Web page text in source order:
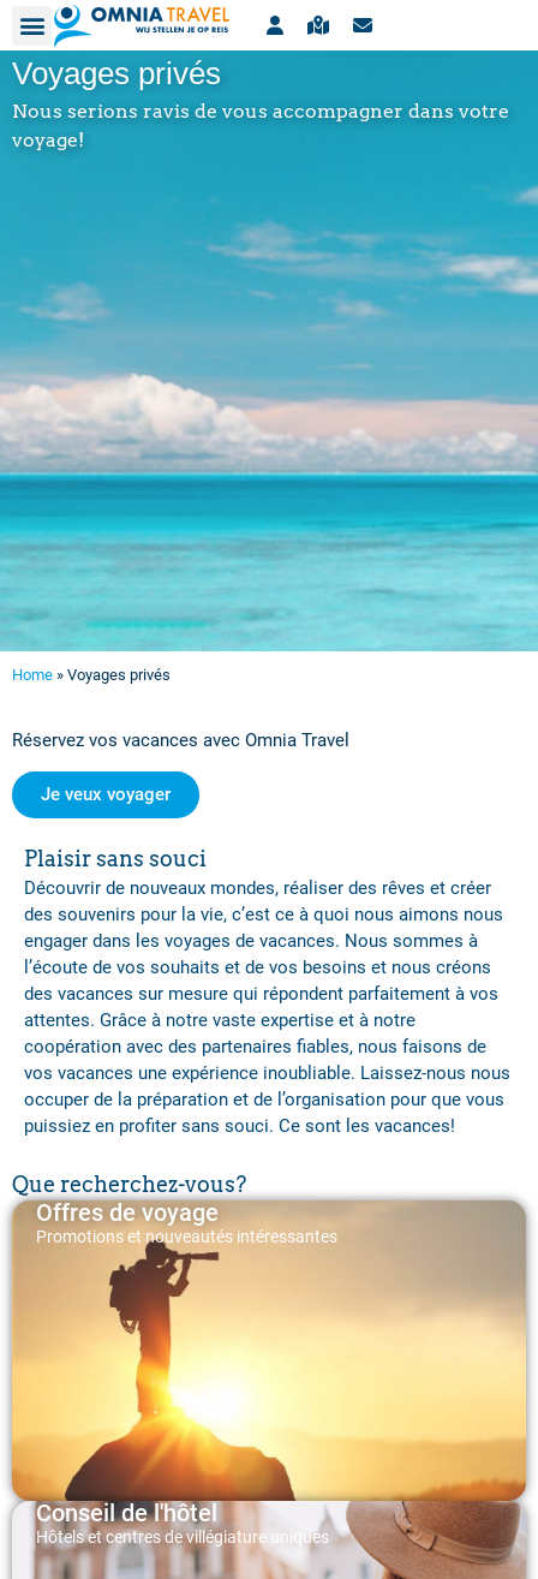
ContactAgences de voyages
Bulletin
Voyages privés
Nous serions ravis de vous accompagner dans votre
voyage!
Home » Voyages privés
Réservez vos vacances avec Omnia Travel
Je veux voyager
Plaisir sans souci
Découvrir de nouveaux mondes, réaliser des rêves et créer
des souvenirs pour la vie, c’est ce à quoi nous aimons nous
engager dans les voyages de vacances. Nous sommes à
l’écoute de vos souhaits et de vos besoins et nous créons
des vacances sur mesure qui répondent parfaitement à vos
attentes. Grâce à notre vaste expertise et à notre
coopération avec des partenaires fiables, nous faisons de
vos vacances une expérience inoubliable. Laissez-nous nous
occuper de la préparation et de l’organisation pour que vous
puissiez en profiter sans souci. Ce sont les vacances!
Que recherchez-vous?
Offres de voyage
Promotions et nouveautés intéressantes
Conseil de l'hôtel
Hôtels et centres de villégiature uniques